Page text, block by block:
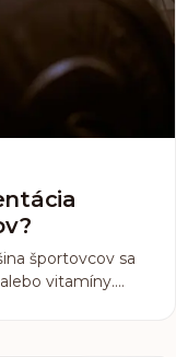
športovcov sa
vitamíny.